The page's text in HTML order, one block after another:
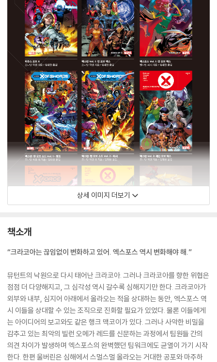
상세 이미지 더보기
책소개
“크라코아는 끊임없이 변화하고 있어. 엑스포스 역시 변화해야 해.”
뮤턴트의 낙원으로 다시 태어난 크라코아. 그러나 크라코아를 향한 위협은
점점 더 다양해지고, 그 심각성 역시 갈수록 심해지기만 한다. 크라코아가
외부와 내부, 심지어 아래에서 올라오는 적을 상대하는 동안, 엑스포스 역
시 이들을 상대할 수 있는 조직으로 진화할 필요가 있었다. 물론 이들에게
는 아이디어의 보고와도 같은 행크 맥코이가 있다. 그러나 사악한 비밀을
감추고 있는 최악의 빌런 오메가 레드를 신문하는 과정에서 팀원들 간의
의견 차이가 발생하며 엑스포스의 완벽했던 팀워크에도 균열이 가기 시작
한다. 한편 울버린은 심해에서 스멀스멀 올라오는 거대한 공포와 마주하